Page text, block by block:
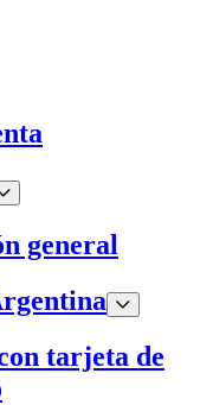
general
tarjeta de